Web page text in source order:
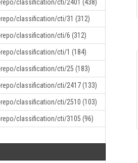
classification/cti/2401 (438)
classification/cti/31 (312)
classification/cti/6 (312)
classification/cti/1 (184)
classification/cti/25 (183)
classification/cti/2417 (133)
classification/cti/2510 (103)
classification/cti/3105 (96)